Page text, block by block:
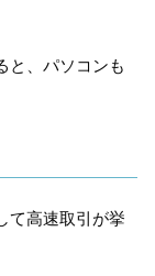
と、パソコンも
て高速取引が挙